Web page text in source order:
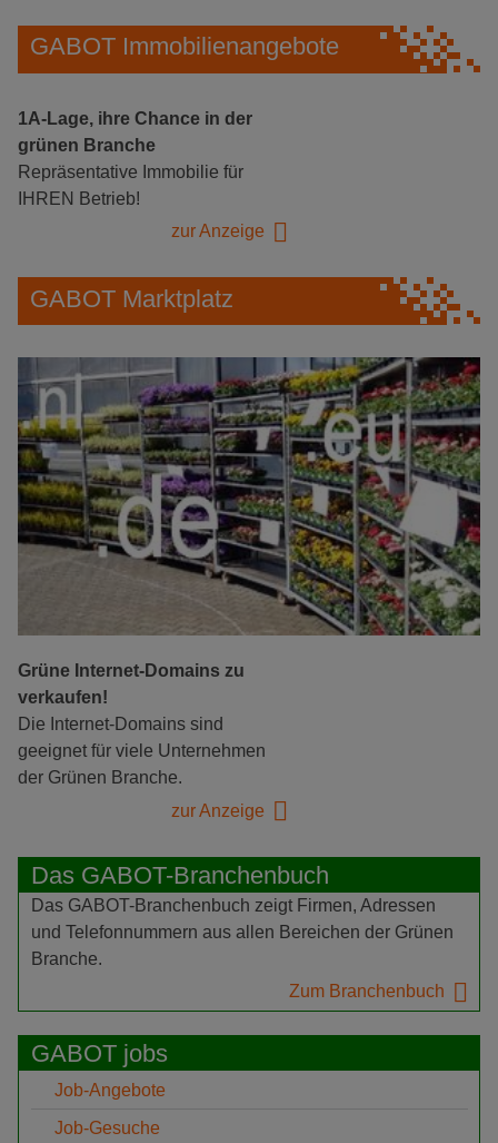
GABOT Immobilienangebote
1A-Lage, ihre Chance in der
grünen Branche
Repräsentative Immobilie für
IHREN Betrieb!
zur Anzeige
GABOT Marktplatz
Grüne Internet-Domains zu
verkaufen!
Die Internet-Domains sind
geeignet für viele Unternehmen
der Grünen Branche.
zur Anzeige
Das GABOT-Branchenbuch
Das GABOT-Branchenbuch zeigt Firmen, Adressen
und Telefonnummern aus allen Bereichen der Grünen
Branche.
Zum Branchenbuch
GABOT jobs
Job-Angebote
Job-Gesuche